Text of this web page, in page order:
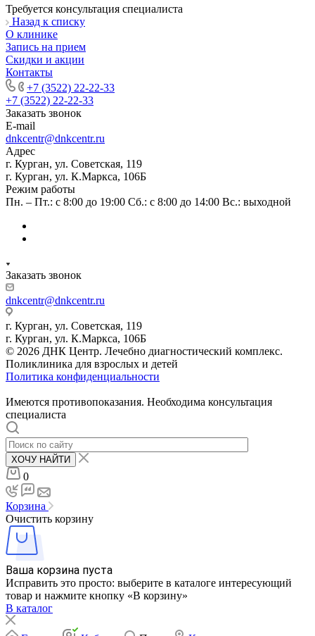
Требуется консультация специалиста
Назад к списку
О клинике
Запись на прием
Скидки и акции
Контакты
+7 (3522) 22-22-33
+7 (3522) 22-22-33
Заказать звонок
E-mail
dnkcentr@dnkcentr.ru
Адрес
г. Курган, ул. Советская, 119
г. Курган, ул. К.Маркса, 106Б
Режим работы
Пн. – Пт.: с 8:00 до 19:00 Сб.: с 8:00 до 14:00 Вс.: выходной
Заказать звонок
dnkcentr@dnkcentr.ru
г. Курган, ул. Советская, 119
г. Курган, ул. К.Маркса, 106Б
© 2026 ДНК Центр. Лечебно диагностический комплекс.
Поликлиника для взрослых и детей
Политика конфиденциальности
Имеются противопоказания. Необходима консультация
специалиста
ХОЧУ НАЙТИ
0
Корзина
Очистить корзину
Ваша корзина пуста
Исправить это просто: выберите в каталоге интересующий
товар и нажмите кнопку «В корзину»
В каталог